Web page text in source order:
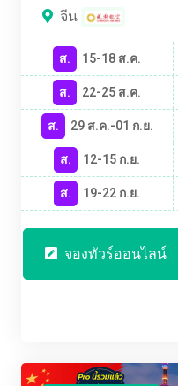
จีน
ส. 15-18 ส.ค.
ส.
22-25 ส.ค.
ส.
29 ส.ค.-01 ก.ย.
ส.
12-15 ก.ย.
ส.
19-22 ก.ย.
จองทัวร์ออนไลน์